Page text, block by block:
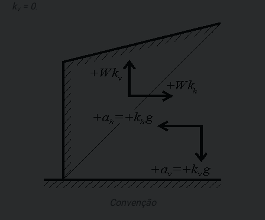
k v = 0.
Convenção